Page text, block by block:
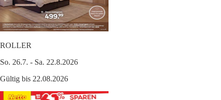
ROLLER
So. 26.7. - Sa. 22.8.2026
Gültig bis 22.08.2026